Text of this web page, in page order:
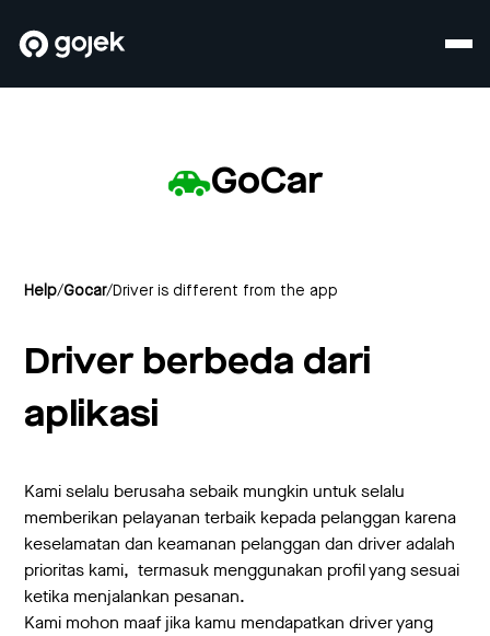
GoCar
Help/Gocar/Driver is different from the app
Driver berbeda dari
aplikasi
Kami selalu berusaha sebaik mungkin untuk selalu
memberikan pelayanan terbaik kepada pelanggan karena
keselamatan dan keamanan pelanggan dan driver adalah
prioritas kami, termasuk menggunakan profil yang sesuai
ketika menjalankan pesanan.
Kami mohon maaf jika kamu mendapatkan driver yang